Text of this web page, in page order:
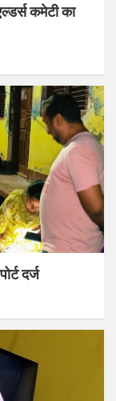
कमेटी का
दर्ज